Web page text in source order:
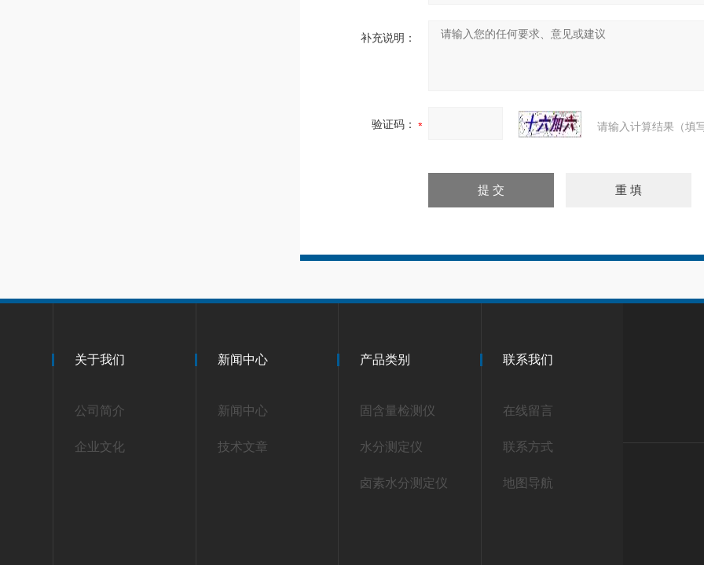
补充说明：
验证码： 请输入计算结果（填
关于我们
公司简介
企业文化
新闻中心
新闻中心
技术文章
产品类别
固含量检测仪
水分测定仪
卤素水分测定仪
联系我们
在线留言
联系方式
地图导航